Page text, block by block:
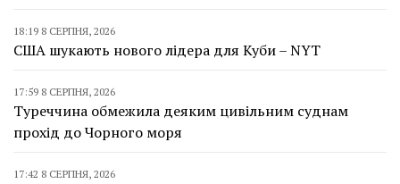
18:19 8 СЕРПНЯ, 2026
США шукають нового лідера для Куби – NYT
17:59 8 СЕРПНЯ, 2026
Туреччина обмежила деяким цивільним суднам
прохід до Чорного моря
17:42 8 СЕРПНЯ, 2026